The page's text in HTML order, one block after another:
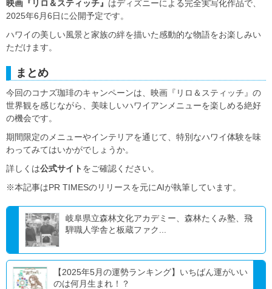
映画『リロ＆スティッチ』 はディズニーによる完全実写化作品で、
2025年6月6日に公開予定です。
ハワイの美しい風景と家族の絆を描いた感動的な物語をお楽しみい
ただけます。
まとめ
今回のコナズ珈琲のキャンペーンは、映画『リロ＆スティッチ』の
世界観を感じながら、美味しいハワイアンメニューを楽しめる絶好
の機会です。
期間限定のメニューやインテリアを通じて、特別なハワイ体験を味
わってみてはいかがでしょうか。
詳しくは公式サイト をご確認ください。
※本記事はPR TIMESのリリースを元にAIが執筆しています。
岐阜県立森林文化アカデミー、森林たくみ塾、飛
騨職人学舎と板蔵ファク...
【2025年5月の運勢ランキング】いちばん運がいい
のは何月生まれ！？